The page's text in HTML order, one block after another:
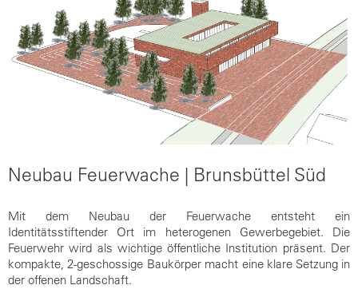
Neubau Feuerwache | Brunsbüttel Süd
Mit dem Neubau der Feuerwache entsteht ein
Identitätsstiftender Ort im heterogenen Gewerbegebiet. Die
Feuerwehr wird als wichtige öffentliche Institution präsent. Der
kompakte, 2-geschossige Baukörper macht eine klare Setzung in
der offenen Landschaft.